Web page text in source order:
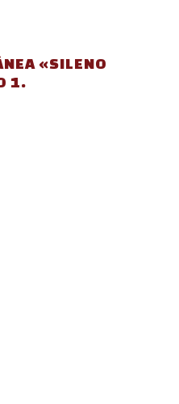
«SILENO
1.